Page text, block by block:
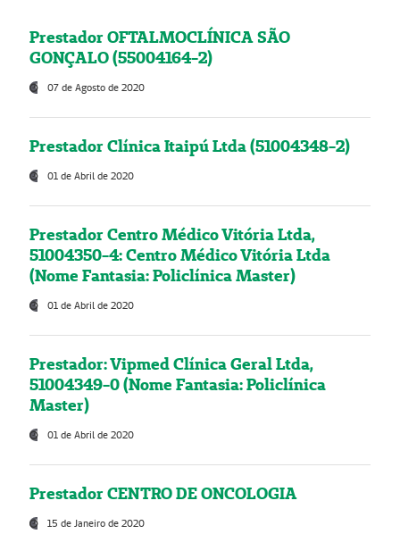
Prestador OFTALMOCLÍNICA SÃO
GONÇALO (55004164-2)
07 de Agosto de 2020
Prestador Clínica Itaipú Ltda (51004348-2)
01 de Abril de 2020
Prestador Centro Médico Vitória Ltda,
51004350-4: Centro Médico Vitória Ltda
(Nome Fantasia: Policlínica Master)
01 de Abril de 2020
Prestador: Vipmed Clínica Geral Ltda,
51004349-0 (Nome Fantasia: Policlínica
Master)
01 de Abril de 2020
Prestador CENTRO DE ONCOLOGIA
15 de Janeiro de 2020